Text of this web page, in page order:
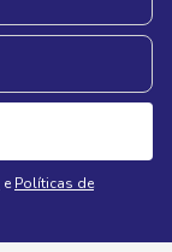
e Políticas de